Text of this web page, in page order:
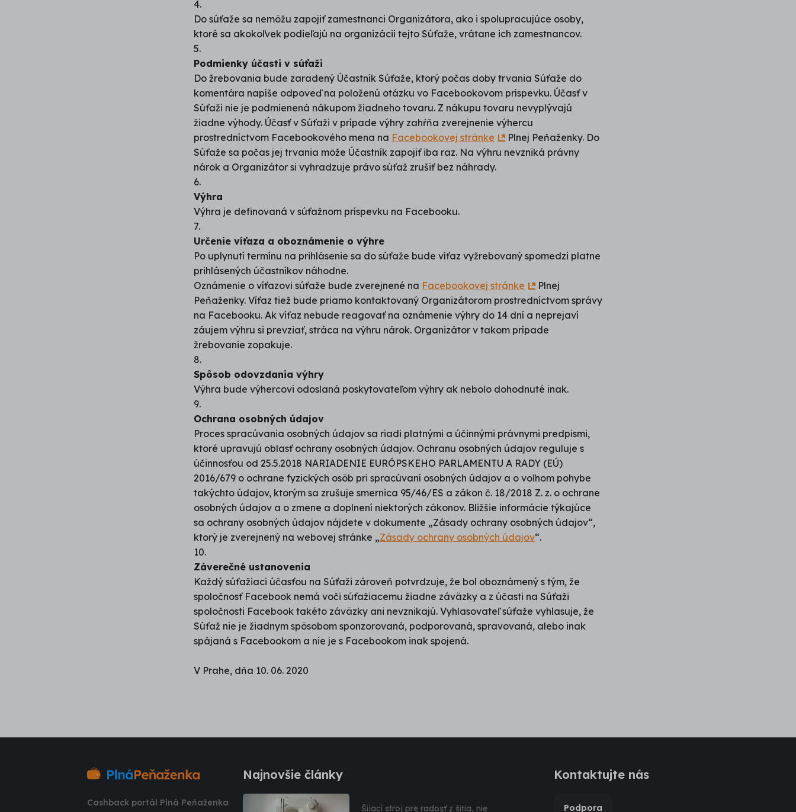
4.
Do súťaže sa nemôžu zapojiť zamestnanci Organizátora, ako i spolupracujúce osoby,
ktoré sa akokoľvek podieľajú na organizácii tejto Súťaže, vrátane ich zamestnancov.
5.
Podmienky účasti v súťaži
Do žrebovania bude zaradený Účastník Súťaže, ktorý počas doby trvania Súťaže do
komentára napíše odpoveď na položenú otázku vo Facebookovom príspevku. Účasť v
Súťaži nie je podmienená nákupom žiadneho tovaru. Z nákupu tovaru nevyplývajú
žiadne výhody. Účasť v Súťaži v prípade výhry zahŕňa zverejnenie výhercu
prostredníctvom Facebookového mena na Facebookovej stránke
Plnej Peňaženky. Do
Súťaže sa počas jej trvania môže Účastník zapojiť iba raz. Na výhru nevzniká právny
nárok a Organizátor si vyhradzuje právo súťaž zrušiť bez náhrady.
6.
Výhra
Výhra je definovaná v súťažnom príspevku na Facebooku.
7.
Určenie víťaza a oboznámenie o výhre
Po uplynutí termínu na prihlásenie sa do súťaže bude víťaz vyžrebovaný spomedzi platne
prihlásených účastníkov náhodne.
Oznámenie o víťazovi súťaže bude zverejnené na Facebookovej stránke
Plnej
Peňaženky. Víťaz tiež bude priamo kontaktovaný Organizátorom prostredníctvom správy
na Facebooku. Ak víťaz nebude reagovať na oznámenie výhry do 14 dní a neprejaví
záujem výhru si prevziať, stráca na výhru nárok. Organizátor v takom prípade
žrebovanie zopakuje.
8.
Spôsob odovzdania výhry
Výhra bude výhercovi odoslaná poskytovateľom výhry ak nebolo dohodnuté inak.
9.
Ochrana osobných údajov
Proces spracúvania osobných údajov sa riadi platnými a účinnými právnymi predpismi,
ktoré upravujú oblasť ochrany osobných údajov. Ochranu osobných údajov reguluje s
účinnosťou od 25.5.2018 NARIADENIE EURÓPSKEHO PARLAMENTU A RADY (EÚ)
2016/679 o ochrane fyzických osôb pri spracúvaní osobných údajov a o voľnom pohybe
takýchto údajov, ktorým sa zrušuje smernica 95/46/ES a zákon č. 18/2018 Z. z. o ochrane
osobných údajov a o zmene a doplnení niektorých zákonov. Bližšie informácie týkajúce
sa ochrany osobných údajov nájdete v dokumente „Zásady ochrany osobných údajov“,
ktorý je zverejnený na webovej stránke „Zásady ochrany osobných údajov“.
10.
Záverečné ustanovenia
Každý súťažiaci účasťou na Súťaži zároveň potvrdzuje, že bol oboznámený s tým, že
spoločnosť Facebook nemá voči súťažiacemu žiadne záväzky a z účasti na Súťaži
spoločnosti Facebook takéto záväzky ani nevznikajú. Vyhlasovateľ súťaže vyhlasuje, že
Súťaž nie je žiadnym spôsobom sponzorovaná, podporovaná, spravovaná, alebo inak
spájaná s Facebookom a nie je s Facebookom inak spojená.
V Prahe, dňa 10. 06. 2020
Cashback portál Plná Peňaženka
Najnovšie články
Šijací stroj pre radosť z šitia, nie
Kontaktujte nás
Podpora